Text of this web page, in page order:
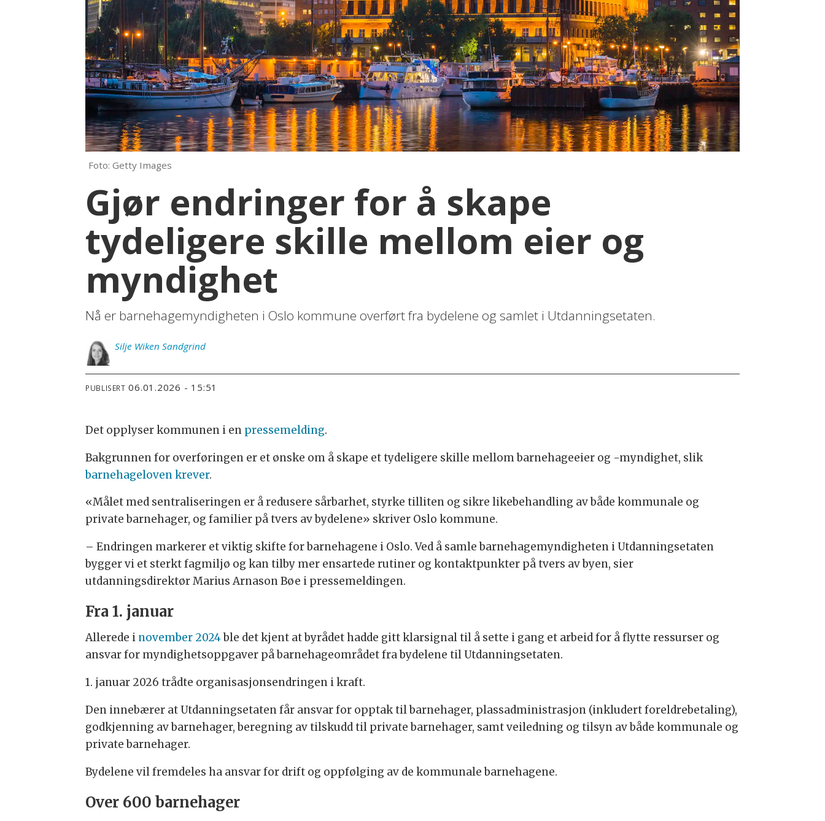
Foto: Getty Images
Gjør endringer for å skape
tydeligere skille mellom eier og
myndighet
Nå er barnehagemyndigheten i Oslo kommune overført fra bydelene og samlet i Utdanningsetaten.
Silje Wiken Sandgrind
PUBLISERT 06.01.2026 - 15:51
Det opplyser kommunen i en pressemelding.
Bakgrunnen for overføringen er et ønske om å skape et tydeligere skille mellom barnehageeier og -myndighet, slik
barnehageloven krever.
«Målet med sentraliseringen er å redusere sårbarhet, styrke tilliten og sikre likebehandling av både kommunale og
private barnehager, og familier på tvers av bydelene» skriver Oslo kommune.
– Endringen markerer et viktig skifte for barnehagene i Oslo. Ved å samle barnehagemyndigheten i Utdanningsetaten
bygger vi et sterkt fagmiljø og kan tilby mer ensartede rutiner og kontaktpunkter på tvers av byen, sier
utdanningsdirektør Marius Arnason Bøe i pressemeldingen.
Fra 1. januar
Allerede i november 2024ble det kjent at byrådet hadde gitt klarsignal til å sette i gang et arbeid for å flytte ressurser og
ansvar for myndighetsoppgaver på barnehageområdet fra bydelene til Utdanningsetaten.
1. januar 2026 trådte organisasjonsendringen i kraft.
Den innebærer at Utdanningsetaten får ansvar for opptak til barnehager, plassadministrasjon (inkludert foreldrebetaling),
godkjenning av barnehager, beregning av tilskudd til private barnehager, samt veiledning og tilsyn av både kommunale og
private barnehager.
Bydelene vil fremdeles ha ansvar for drift og oppfølging av de kommunale barnehagene.
Over 600 barnehager